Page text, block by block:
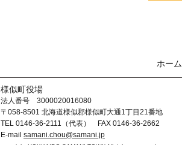
ホーム
様似町役場
法人番号 3000020016080
〒058-8501 北海道様似郡様似町大通1丁目21番地
TEL 0146-36-2111（代表） FAX 0146-36-2662
E-mail samani.chou@samani.jp